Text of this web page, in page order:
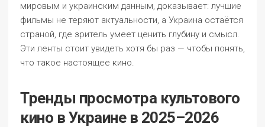
мировым и украинским данным, доказывает: лучшие
фильмы не теряют актуальности, а Украина остаётся
страной, где зритель умеет ценить глубину и смысл.
Эти ленты стоит увидеть хотя бы раз — чтобы понять,
что такое настоящее кино.
Тренды просмотра культового
кино в Украине в 2025–2026